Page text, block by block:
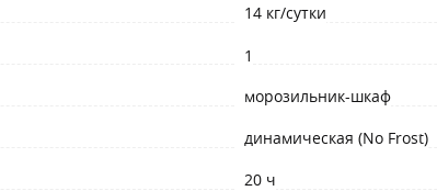
14 кг/сутки
1
морозильник-шкаф
динамическая (No Frost)
20 ч